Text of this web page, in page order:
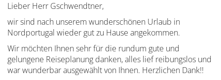
Lieber Herr Gschwendtner,
wir sind nach unserem wunderschönen Urlaub in
Nordportugal wieder gut zu Hause angekommen.
Wir möchten Ihnen sehr für die rundum gute und
gelungene Reiseplanung danken, alles lief reibungslos und
war wunderbar ausgewählt von Ihnen. Herzlichen Dank!!